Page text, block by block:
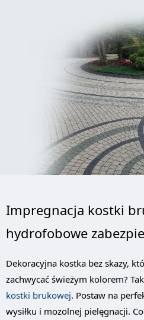
Impregnacja kostki
hydrofobowe
Dekoracyjna kostka bez skazy,
zachwycać świeżym kolorem?
kostki brukowej. Postaw na
wysiłku i mozolnej pielęgnacji.